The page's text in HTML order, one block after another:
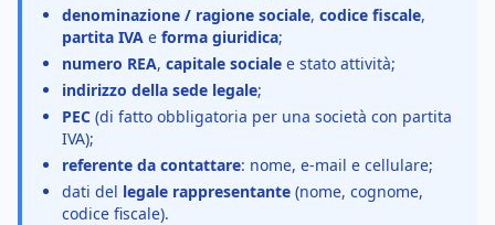
denominazione / ragione sociale, codice fiscale,
partita IVA e forma giuridica;
numero REA, capitale sociale e stato attività;
indirizzo della sede legale;
PEC (di fatto obbligatoria per una società con partita
IVA);
referente da contattare: nome, e-mail e cellulare;
dati del legale rappresentante (nome, cognome,
codice fiscale).